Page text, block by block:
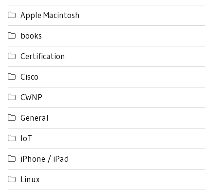
Apple Macintosh
books
Certification
Cisco
CWNP
General
IoT
iPhone / iPad
Linux